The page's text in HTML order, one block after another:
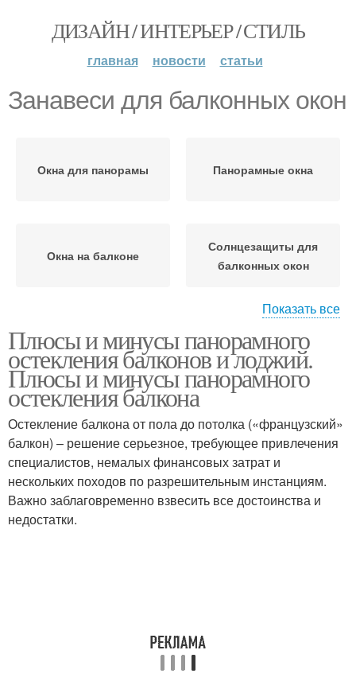
ДИЗАЙН / ИНТЕРЬЕР / СТИЛЬ
главная новости статьи
Занавеси для балконных окон
Окна для панорамы Панорамные окна
Окна на балконе
Солнцезащиты для
балконных окон
Классические занавеси
Показать все
Плюсы и минусы панорамного
остекления балконов и лоджий.
Плюсы и минусы панорамного
остекления балкона
Остекление балкона от пола до потолка («французский»
балкон) – решение серьезное, требующее привлечения
специалистов, немалых финансовых затрат и
нескольких походов по разрешительным инстанциям.
Важно заблаговременно взвесить все достоинства и
недостатки.